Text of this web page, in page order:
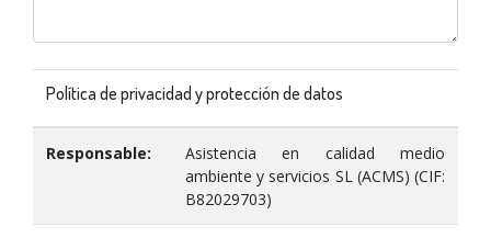
Política de privacidad y protección de datos
Responsable:
Asistencia en calidad medio
ambiente y servicios SL (ACMS) (CIF:
B82029703)